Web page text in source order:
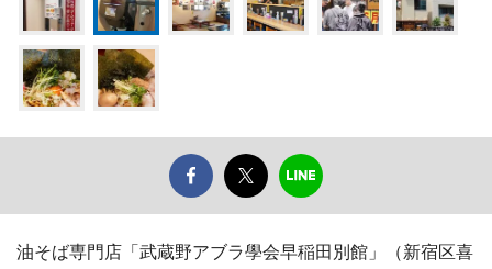
油そば専門店「武蔵野アブラ學会早稲田別館」（新宿区喜